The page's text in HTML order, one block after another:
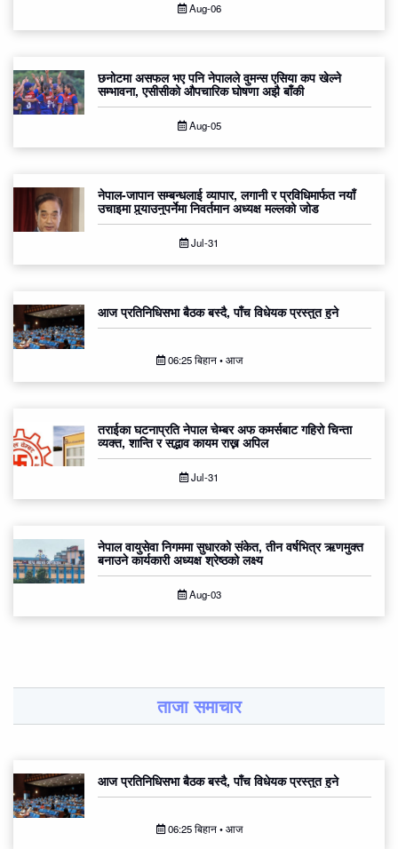
Aug-06
छनोटमा असफल भए पनि नेपालले वुमन्स एसिया कप खेल्ने
सम्भावना, एसीसीको औपचारिक घोषणा अझै बाँकी
Aug-05
नेपाल-जापान सम्बन्धलाई व्यापार, लगानी र प्रविधिमार्फत नयाँ
उचाइमा पुर्‍याउनुपर्नेमा निवर्तमान अध्यक्ष मल्लको जोड
Jul-31
आज प्रतिनिधिसभा बैठक बस्दै, पाँच विधेयक प्रस्तुत हुने
06:25 बिहान • आज
तराईका घटनाप्रति नेपाल चेम्बर अफ कमर्सबाट गहिरो चिन्ता
व्यक्त, शान्ति र सद्भाव कायम राख्न अपिल
Jul-31
नेपाल वायुसेवा निगममा सुधारको संकेत, तीन वर्षभित्र ऋणमुक्त
बनाउने कार्यकारी अध्यक्ष श्रेष्ठको लक्ष्य
Aug-03
ताजा समाचार
आज प्रतिनिधिसभा बैठक बस्दै, पाँच विधेयक प्रस्तुत हुने
06:25 बिहान • आज